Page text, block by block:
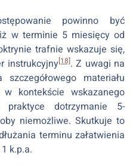
powinno być
w terminie 5 miesięcy od
trafnie wskazuje się,
instrukcyjny[18]. Z uwagi na
materiału
w kontekście wskazanego
dotrzymanie 5-
niemożliwe. Skutkuje to
terminu załatwienia
k.p.a.